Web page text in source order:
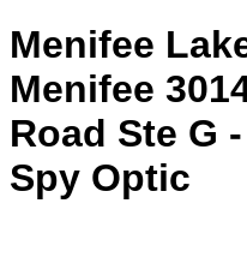
Menifee
Menifee
Road Ste G
Spy Optic